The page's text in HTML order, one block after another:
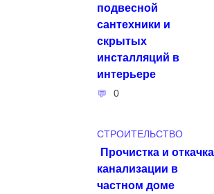
подвесной
сантехники и
скрытых
инсталляций в
интерьере
0
СТРОИТЕЛЬСТВО
Прочистка и откачка
канализации в
частном доме